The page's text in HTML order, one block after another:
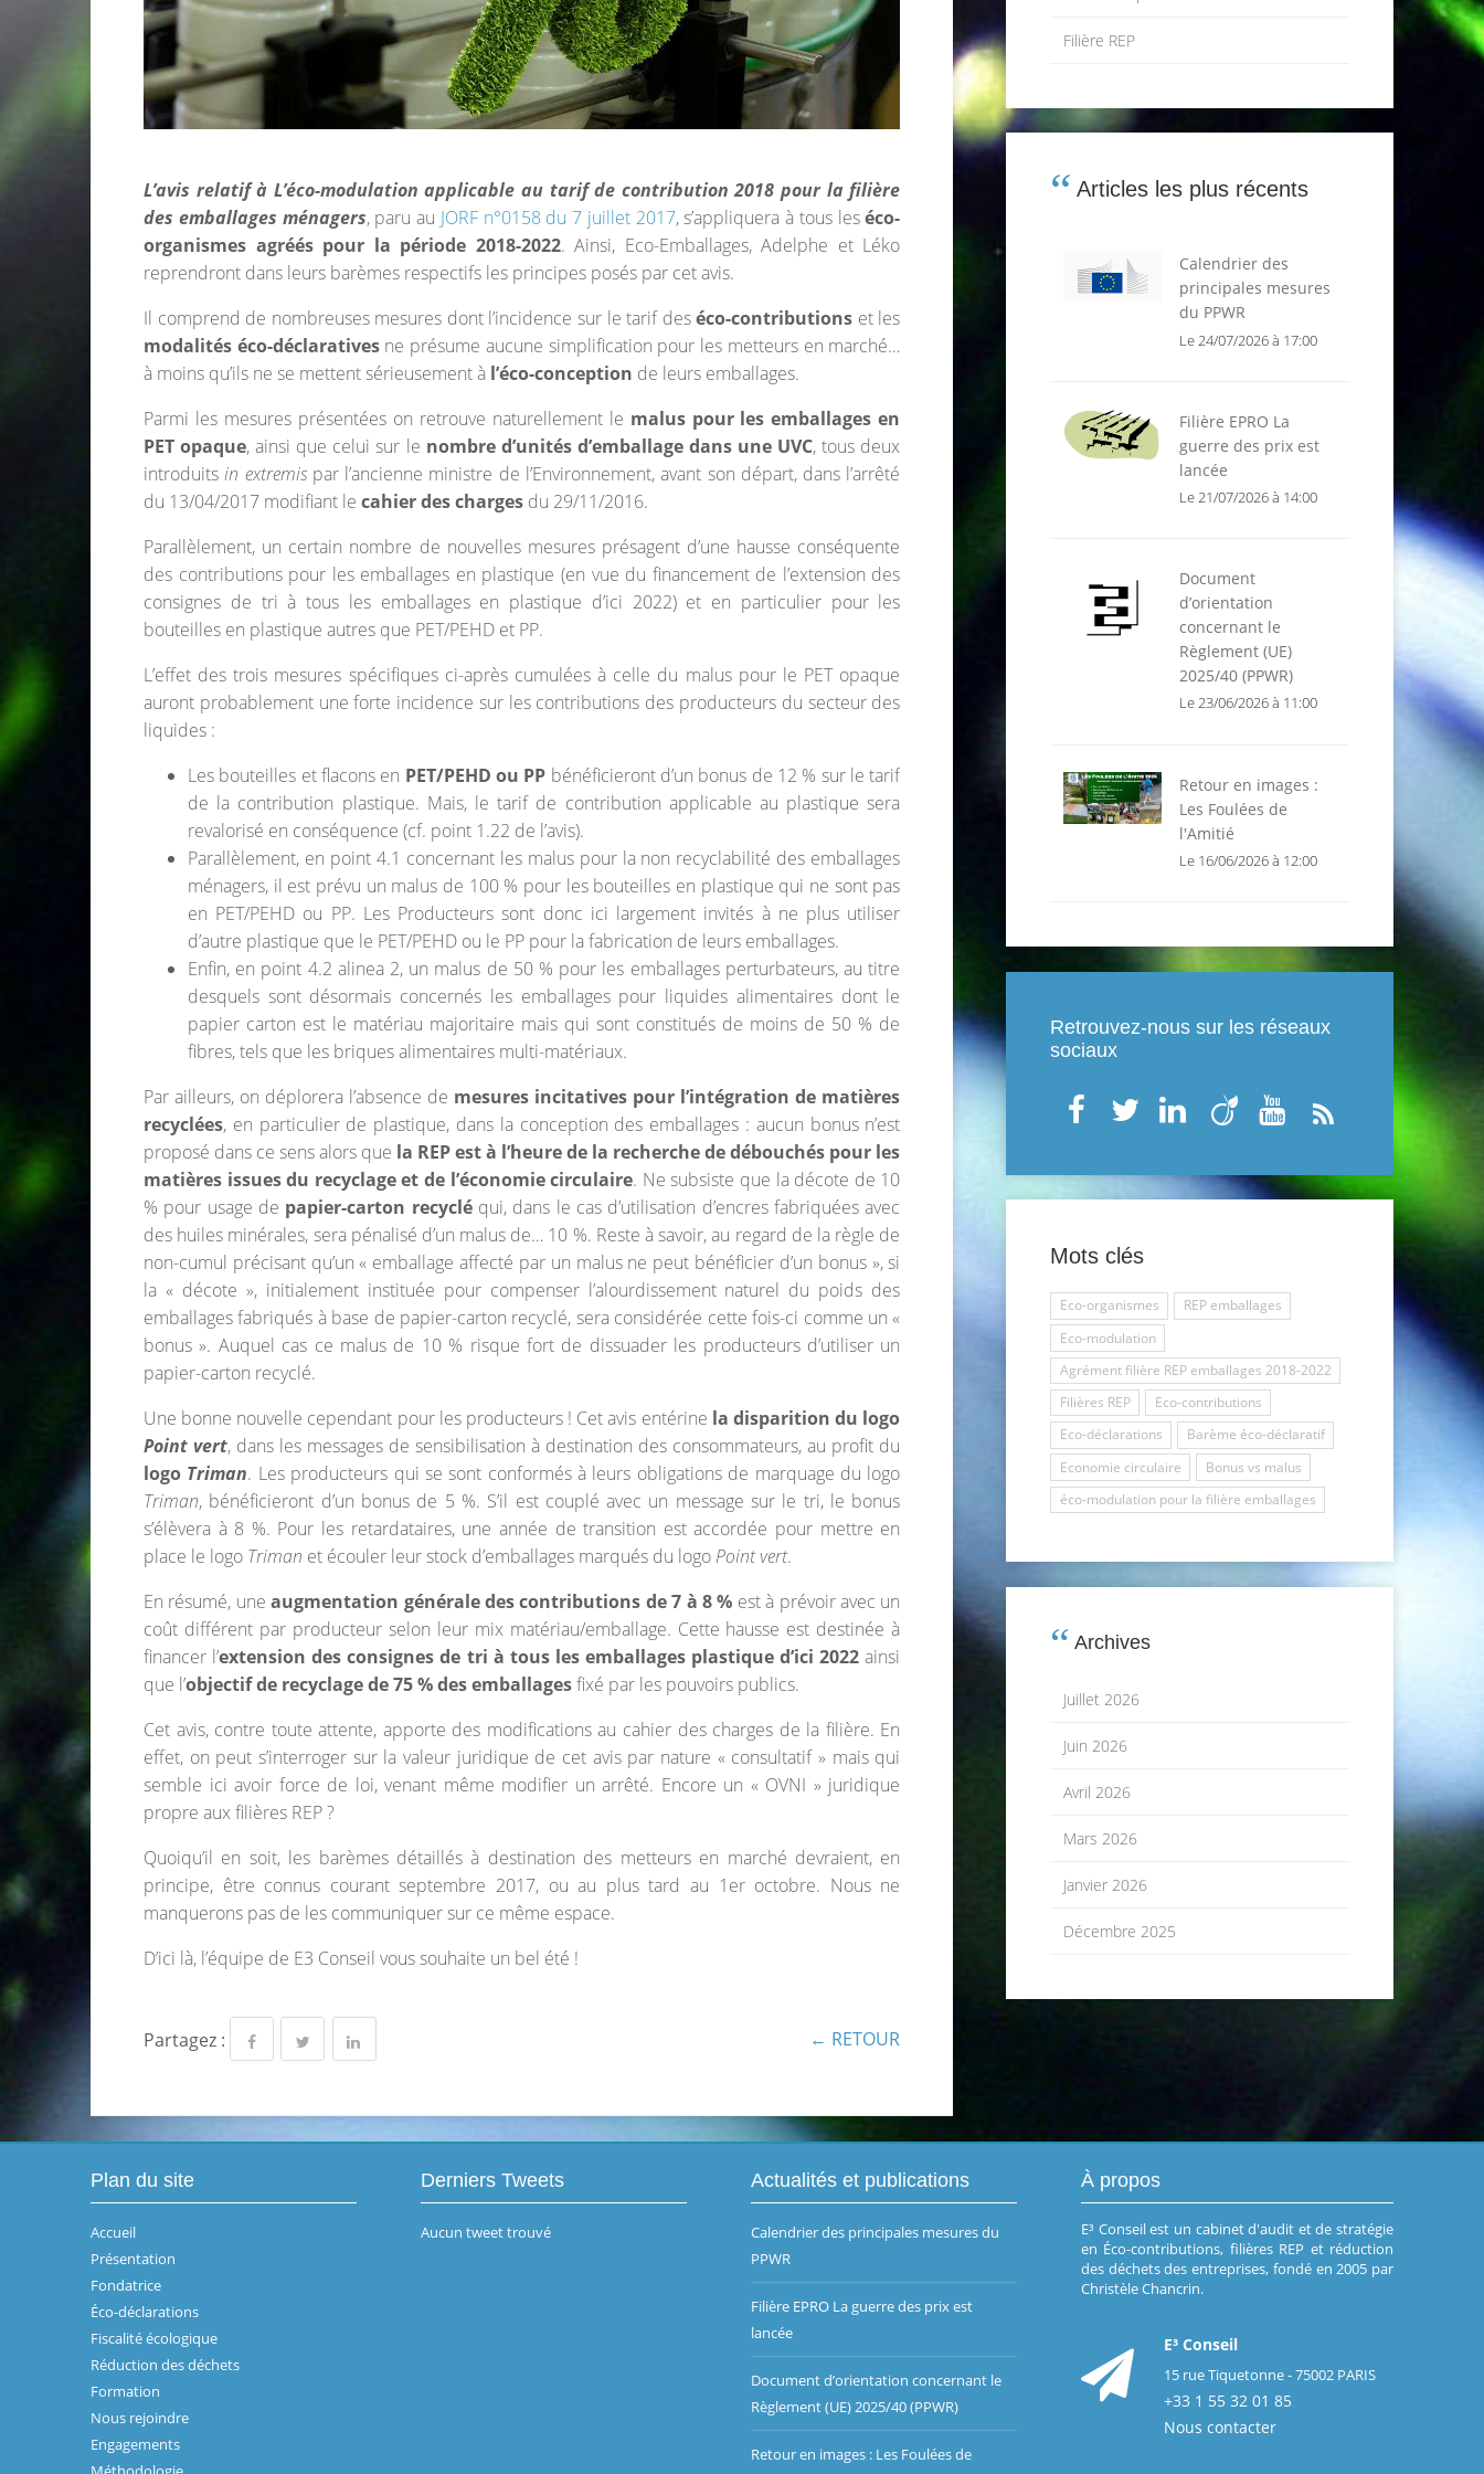
L’avis relatif à L’éco-modulation applicable au tarif de contribution 2018 pour la filière
des emballages ménagers, paru au JORF n°0158 du 7 juillet 2017, s’appliquera à tous leséco-
organismes agréés pour la période 2018-2022. Ainsi, Eco-Emballages, Adelphe et Léko
reprendront dans leurs barèmes respectifs les principes posés par cet avis.
Il comprend de nombreuses mesures dont l’incidence sur le tarif deséco-contributions et les
modalités éco-déclarativesne présume aucune simplification pour les metteurs en marché…
à moins qu’ils ne se mettent sérieusement à l’éco-conception de leurs emballages.
Parmi les mesures présentées on retrouve naturellement le malus pour les emballages en
PET opaque, ainsi que celui sur le nombre d’unités d’emballage dans une UVC, tous deux
introduitsin extremispar l’ancienne ministre de l’Environnement, avant son départ, dans l’arrêté
du 13/04/2017 modifiant le cahier des charges du 29/11/2016.
Parallèlement, un certain nombre de nouvelles mesures présagent d’une hausse conséquente
des contributions pour les emballages en plastique (en vue du financement de l’extension des
consignes de tri à tous les emballages en plastique d’ici 2022) et en particulier pour les
bouteilles en plastique autres que PET/PEHD et PP.
L’effet des trois mesures spécifiques ci-après cumulées à celle du malus pour le PET opaque
auront probablement une forte incidence sur les contributions des producteurs du secteur des
liquides :
Les bouteilles et flacons en PET/PEHD ou PP bénéficieront d’un bonus de 12 % sur le tarif
de la contribution plastique. Mais, le tarif de contribution applicable au plastique sera
revalorisé en conséquence (cf. point 1.22 de l’avis).
Parallèlement, en point 4.1 concernant les malus pour la non recyclabilité des emballages
ménagers, il est prévu un malus de 100 % pour les bouteilles en plastique qui ne sont pas
en PET/PEHD ou PP. Les Producteurs sont donc ici largement invités à ne plus utiliser
d’autre plastique que le PET/PEHD ou le PP pour la fabrication de leurs emballages.
Enfin, en point 4.2 alinea 2, un malus de 50 % pour les emballages perturbateurs, au titre
desquels sont désormais concernés les emballages pour liquides alimentaires dont le
papier carton est le matériau majoritaire mais qui sont constitués de moins de 50 % de
fibres, tels que les briques alimentaires multi-matériaux.
Par ailleurs, on déplorera l’absence de mesures incitatives pour l’intégration de matières
recyclées, en particulier de plastique, dans la conception des emballages : aucun bonus n’est
proposé dans ce sens alors que la REP est à l’heure de la recherche de débouchés pour les
matières issues du recyclage et de l’économie circulaire. Ne subsiste que la décote de 10
% pour usage de papier-carton recycléqui, dans le cas d’utilisation d’encres fabriquées avec
des huiles minérales, sera pénalisé d’un malus de… 10 %. Reste à savoir, au regard de la règle de
non-cumul précisant qu’un « emballage affecté par un malus ne peut bénéficier d’un bonus », si
la « décote », initialement instituée pour compenser l’alourdissement naturel du poids des
emballages fabriqués à base de papier-carton recyclé, sera considérée cette fois-ci comme un «
bonus ». Auquel cas ce malus de 10 % risque fort de dissuader les producteurs d’utiliser un
papier-carton recyclé.
Une bonne nouvelle cependant pour les producteurs ! Cet avis entérine la disparition du logo
Point vert, dans les messages de sensibilisation à destination des consommateurs, au profit du
logo Triman. Les producteurs qui se sont conformés à leurs obligations de marquage du logo
Triman, bénéficieront d’un bonus de 5 %. S’il est couplé avec un message sur le tri, le bonus
s’élèvera à 8 %. Pour les retardataires, une année de transition est accordée pour mettre en
place le logo Triman et écouler leur stock d’emballages marqués du logo Point vert.
En résumé, uneaugmentation générale des contributions de 7 à 8 % est à prévoir avec un
coût différent par producteur selon leur mix matériau/emballage. Cette hausse est destinée à
financer l’extension des consignes de tri à tous les emballages plastique d’ici 2022 ainsi
que l’objectif de recyclage de 75 % des emballagesfixé par les pouvoirs publics.
Cet avis, contre toute attente, apporte des modifications au cahier des charges de la filière. En
effet, on peut s’interroger sur la valeur juridique de cet avis par nature « consultatif » mais qui
semble ici avoir force de loi, venant même modifier un arrêté. Encore un « OVNI » juridique
propre aux filières REP ?
Quoiqu’il en soit, les barèmes détaillés à destination des metteurs en marché devraient, en
principe, être connus courant septembre 2017, ou au plus tard au 1er octobre. Nous ne
manquerons pas de les communiquer sur ce même espace.
D’ici là, l’équipe de E3 Conseil vous souhaite un bel été !
Partagez : ← RETOUR
Filière REP
Articles les plus récents
Calendrier des
principales mesures
du PPWR
Le 24/07/2026 à 17:00
Filière EPRO La
guerre des prix est
lancée
Le 21/07/2026 à 14:00
Document
d’orientation
concernant le
Règlement (UE)
2025/40 (PPWR)
Le 23/06/2026 à 11:00
Retour en images :
Les Foulées de
l'Amitié
Le 16/06/2026 à 12:00
Retrouvez-nous sur les réseaux
sociaux
Mots clés
Eco-organismes
REP emballages
Eco-modulation
Agrément filière REP emballages 2018-2022
Filières REP
Eco-contributions
Eco-déclarations
Barème éco-déclaratif
Economie circulaire
Bonus vs malus
éco-modulation pour la filière emballages
Archives
Juillet 2026
Juin 2026
Avril 2026
Mars 2026
Janvier 2026
Décembre 2025
Plan du site
Accueil
Présentation
Fondatrice
Éco-déclarations
Fiscalité écologique
Réduction des déchets
Formation
Nous rejoindre
Engagements
Derniers Tweets
Aucun tweet trouvé
Actualités et publications
Calendrier des principales mesures du
PPWR
Filière EPRO La guerre des prix est
lancée
Document d’orientation concernant le
Règlement (UE) 2025/40 (PPWR)
Retour en images : Les Foulées de
À propos
E³ Conseil est un cabinet d'audit et de stratégie
en Éco-contributions, filières REP et réduction
des déchets des entreprises, fondé en 2005 par
Christèle Chancrin.
E³ Conseil
15 rue Tiquetonne - 75002 PARIS
+33 1 55 32 01 85
Nous contacter